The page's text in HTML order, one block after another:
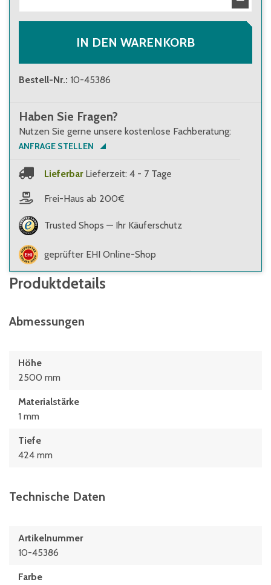
IN DEN WARENKORB
Bestell-Nr.: 10-45386
Haben Sie Fragen?
Nutzen Sie gerne unsere kostenlose Fachberatung:
ANFRAGE STELLEN
Lieferbar Lieferzeit: 4 - 7 Tage
Frei-Haus ab 200€
Trusted Shops — Ihr Käuferschutz
geprüfter EHI Online-Shop
Produktdetails
Abmessungen
Höhe
2500 mm
Materialstärke
1 mm
Tiefe
424 mm
Technische Daten
Artikelnummer
10-45386
Farbe